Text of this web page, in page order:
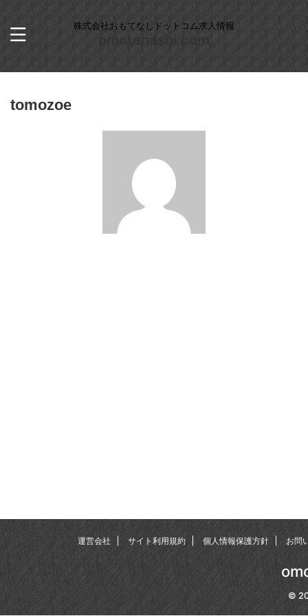
株式会社おもてなしドットコム求人情報
tomozoe
運営会社 サイト利用規約 個人情報保護方針 お問
©